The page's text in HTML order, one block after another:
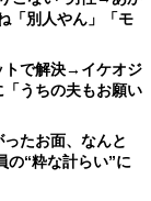
「別人やん」「モ
トで解決→イケオジ
うちの夫もお願い
ったお面、なんと
“粋な計らい”に